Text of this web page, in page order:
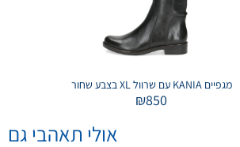
מגפיים KANIA עם שרוול XL בצבע שחור
₪850
אולי תאהבי גם